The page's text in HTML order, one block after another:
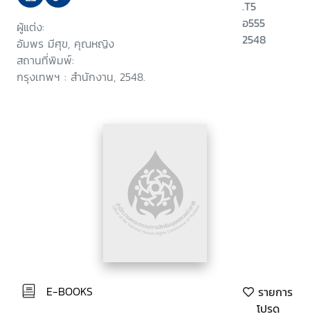
ผู้แต่ง:
อัมพร มีศุข, คุณหญิง
สถานที่พิมพ์:
กรุงเทพฯ : สำนักงาน, 2548.
.T5
อ555
2548
E-BOOKS
รายการ
โปรด